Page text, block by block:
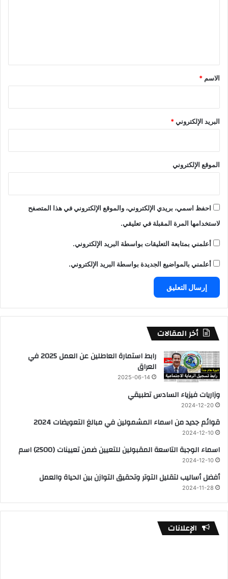
*
الاسم *
البريد الإلكتروني*
الموقع الإلكتروني
احفظ اسمي، بريدي الإلكتروني، والموقع الإلكتروني في هذا المتصفح
لاستخدامها المرة المقبلة في تعليقي.
أعلمني بمتابعة التعليقات بواسطة البريد الإلكتروني.
أعلمني بالمواضيع الجديدة بواسطة البريد الإلكتروني.
أخر المقالات
رابط استمارة العاطلين عن العمل 2025 في
العراق
2025-06-14
وزاريات فيزياء السادس تطبيقي
2024-12-20
قوائم جديد من اسماء المشمولين في مبالغ التعويضات 2024
2024-12-10
اسماء الوجبة التاسعة المقبولين للتعيين ضمن تعيينات (2500) اسم
2024-12-10
أفضل أساليب لتقليل التوتر وتحقيق التوازن بين الحياة والعمل
2024-11-28
الإعلانات